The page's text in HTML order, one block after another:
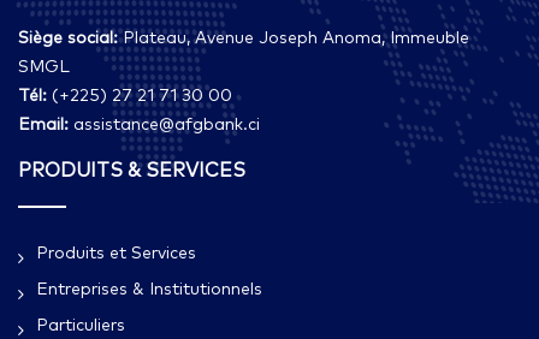
Siège social:Plateau, Avenue Joseph Anoma, Immeuble
SMGL
Tél: (+225) 27 21 71 30 00
Email: assistance@afgbank.ci
PRODUITS & SERVICES
Produits et Services
Entreprises & Institutionnels
Particuliers